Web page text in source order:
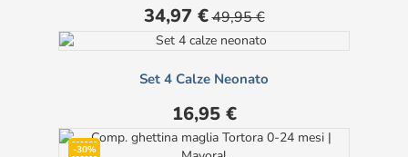
Prezzo
34,97 € Prezzo
base
49,95 €
Set 4 Calze Neonato
Prezzo
16,95 €
-30%